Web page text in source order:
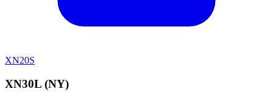
XN20S
XN30L (NY)